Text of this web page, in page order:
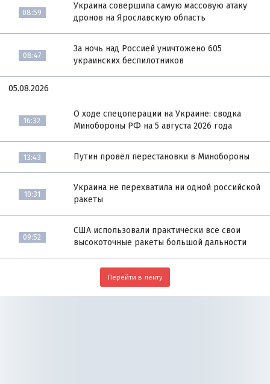
08:59
Украина совершила самую массовую атаку
дронов на Ярославскую область
08:47
За ночь над Россией уничтожено 605
украинских беспилотников
05.08.2026
16:32
О ходе спецоперации на Украине: сводка
Минобороны РФ на 5 августа 2026 года
13:43 Путин провёл перестановки в Минобороны
10:31
Украина не перехватила ни одной российской
ракеты
09:52
США использовали практически все свои
высокоточные ракеты большой дальности
Перейти в ленту